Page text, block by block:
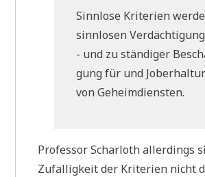
Sinn­lo­se Kri­te­ri­en
sinn­lo­sen
- und zu stän­di­ger
gung für und
von Geheimdiensten.
Pro­fes­sor Schar­loth aller­dings
Zufäl­lig­keit der Kri­te­ri­en nicht